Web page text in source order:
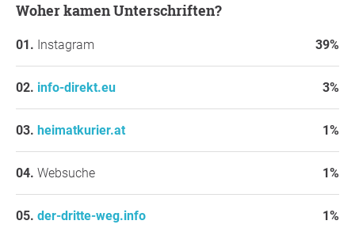
Woher kamen Unterschriften?
Instagram 39%
info-direkt.eu 3%
heimatkurier.at 1%
Websuche 1%
der-dritte-weg.info 1%